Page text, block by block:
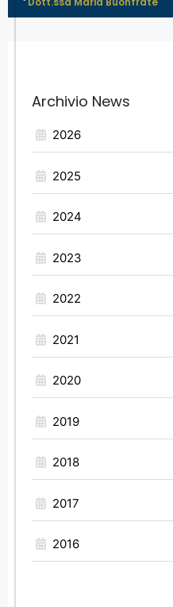
Archivio News
2026
2025
2024
2023
2022
2021
2020
2019
2018
2017
2016